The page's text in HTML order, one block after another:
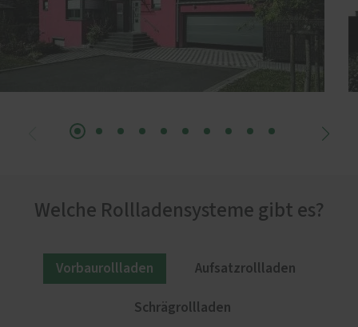
Welche Rollladensysteme gibt es?
Vorbaurollladen
Aufsatzrollladen
Schrägrollladen